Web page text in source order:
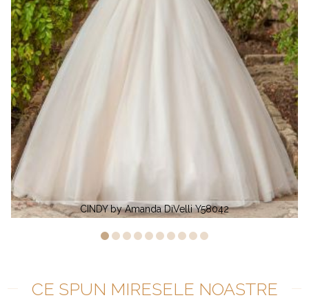
Amanda DiVelli Y58042 Rochia de
CE SPUN MIRESELE NOASTRE